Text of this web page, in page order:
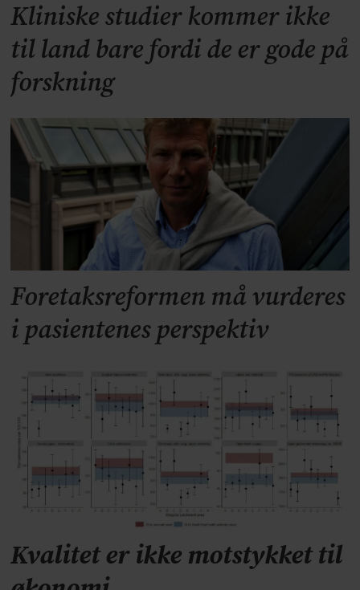
Kliniske studier kommer ikke
til land bare fordi de er gode på
forskning
Foretaksreformen må vurderes
i pasientenes perspektiv
Kvalitet er ikke motstykket til